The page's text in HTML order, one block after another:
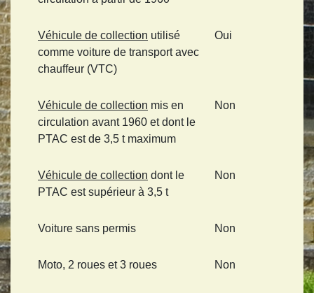
Véhicule de collection utilisé
comme voiture de transport avec
chauffeur (VTC)
Oui
Véhicule de collection mis en
circulation avant 1960 et dont le
PTAC est de 3,5 t maximum
Non
Véhicule de collection dont le
PTAC est supérieur à 3,5 t
Non
Voiture sans permis Non
Moto, 2 roues et 3 roues Non